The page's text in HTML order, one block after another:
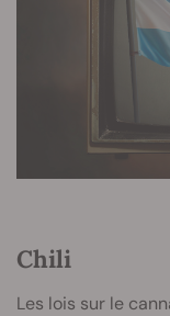
Chili
Les lois sur le